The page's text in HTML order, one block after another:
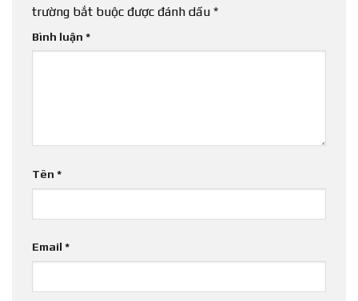
trường bắt buộc được đánh dấu *
Bình luận *
Tên *
Email *